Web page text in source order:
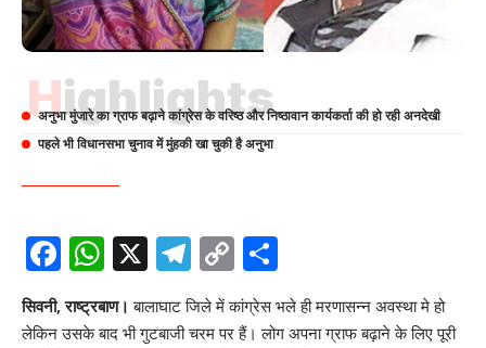
Highlights
अनुभा मुंजारे का ग्राफ बढ़ाने कांग्रेस के वरिष्ठ और निष्ठावान कार्यकर्ता की हो रही अनदेखी
पहले भी विधानसभा चुनाव में मुंहकी खा चुकी है अनुभा
Facebook
WhatsApp
X Telegram
Copy
Link
सिवनी, राष्ट्रबाण। बालाघाट जिले में कांग्रेस भले ही मरणासन्न अवस्था मे हो
लेकिन उसके बाद भी गुटबाजी चरम पर हैं। लोग अपना ग्राफ बढ़ाने के लिए पूरी